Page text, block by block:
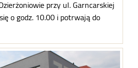
przy ul. Garncarskiej
o godz. 10.00 i potrwają do